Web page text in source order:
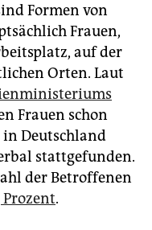
Formen von
Frauen,
auf der
Orten. Laut
Frauen schon
Deutschland
stattgefunden.
der Betroffenen
Prozent.